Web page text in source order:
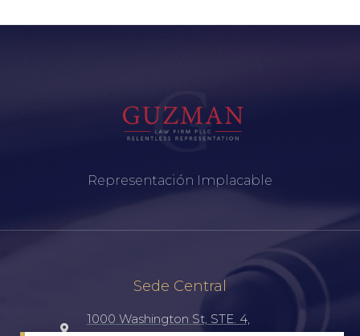
Representación Implacable
Sede Central
1000 Washington St, STE. 4,